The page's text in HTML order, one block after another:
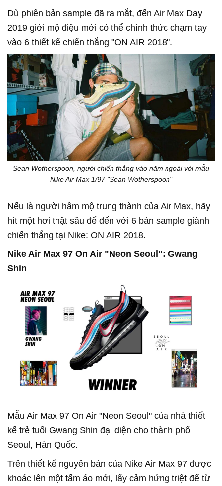
Dù phiên bản sample đã ra mắt, đến Air Max Day
2019 giới mộ điệu mới có thể chính thức chạm tay
vào 6 thiết kế chiến thắng "ON AIR 2018".
Sean Wotherspoon, người chiến thắng vào năm ngoái với mẫu
Nike Air Max 1/97 "Sean Wotherspoon"
Nếu là người hâm mộ trung thành của Air Max, hãy
hít một hơi thật sâu để đến với 6 bản sample giành
chiến thắng tại Nike: ON AIR 2018.
Nike Air Max 97 On Air "Neon Seoul": Gwang
Shin
Mẫu Air Max 97 On Air "Neon Seoul" của nhà thiết
kế trẻ tuổi Gwang Shin đại diện cho thành phố
Seoul, Hàn Quốc.
Trên thiết kế nguyên bản của Nike Air Max 97 được
khoác lên một tấm áo mới, lấy cảm hứng triệt để từ